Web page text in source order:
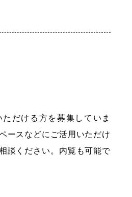
だける方を募集していま
ースなどにご活用いただけ
談ください。内覧も可能で